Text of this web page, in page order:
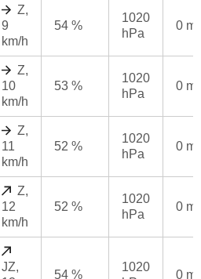
Z,
9
km/h
54 %
1020
hPa
0
Z,
10
km/h
53 %
1020
hPa
0
Z,
11
km/h
52 %
1020
hPa
0
Z,
12
km/h
52 %
1020
hPa
0
JZ,
54 %
1020
0